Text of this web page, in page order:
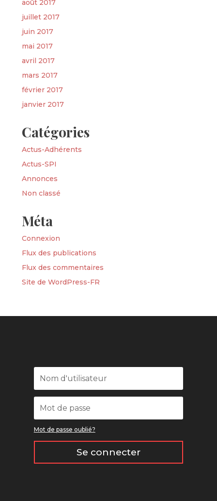
août 2017
juillet 2017
juin 2017
mai 2017
avril 2017
mars 2017
février 2017
janvier 2017
Catégories
Actus-Adhérents
Actus-SPI
Annonces
Non classé
Méta
Connexion
Flux des publications
Flux des commentaires
Site de WordPress-FR
Mot de passe oublié?
Se connecter